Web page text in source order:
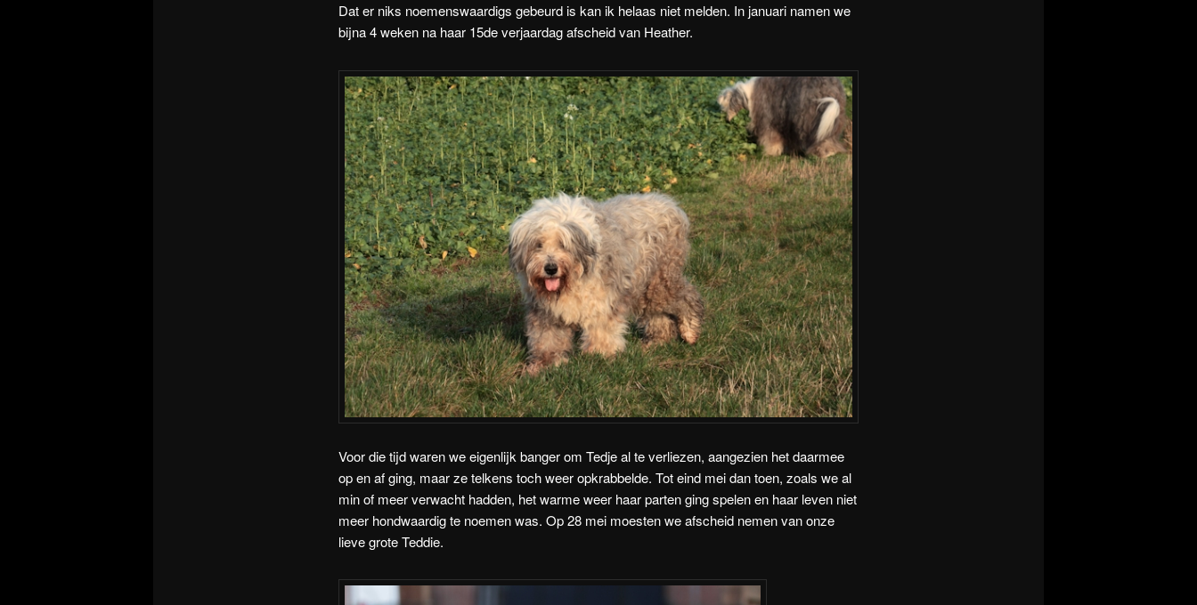
Dat er niks noemenswaardigs gebeurd is kan ik helaas niet melden. In januari namen we
bijna 4 weken na haar 15de verjaardag afscheid van Heather.
Voor die tijd waren we eigenlijk banger om Tedje al te verliezen, aangezien het daarmee
op en af ging, maar ze telkens toch weer opkrabbelde. Tot eind mei dan toen, zoals we al
min of meer verwacht hadden, het warme weer haar parten ging spelen en haar leven niet
meer hondwaardig te noemen was. Op 28 mei moesten we afscheid nemen van onze
lieve grote Teddie.